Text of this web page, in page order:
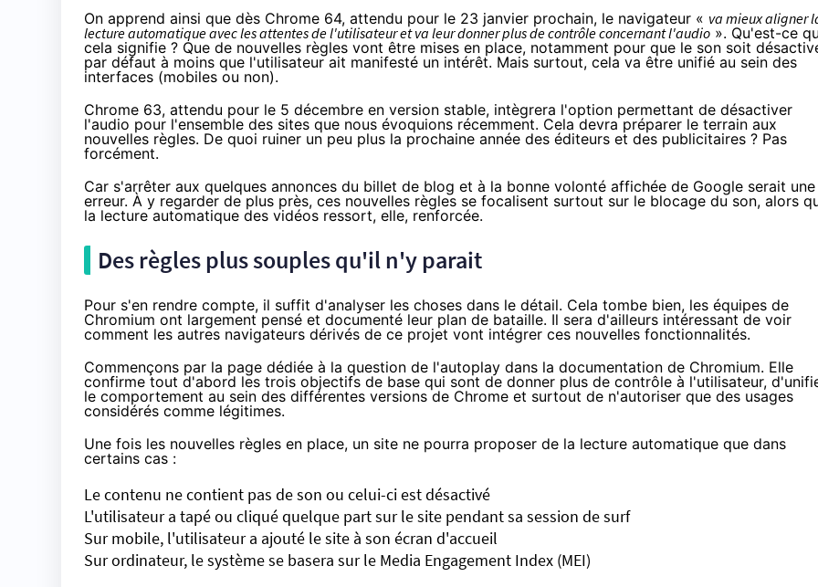
On apprend ainsi que dès Chrome 64, attendu pour le 23 janvier prochain, le navigateur « va mieux aligner
lecture automatique avec les attentes de l'utilisateur et va leur donner plus de contrôle concernant l'audio ». Qu'est-ce
cela signifie ? Que de nouvelles règles vont être mises en place, notamment pour que le son soit
par défaut à moins que l'utilisateur ait manifesté un intérêt. Mais surtout, cela va être unifié au sein des
interfaces (mobiles ou non).
Chrome 63, attendu pour le 5 décembre en version stable, intègrera l'option permettant de désactiver
l'audio pour l'ensemble des sites que nous évoquions récemment. Cela devra préparer le terrain aux
nouvelles règles. De quoi ruiner un peu plus la prochaine année des éditeurs et des publicitaires ? Pas
forcément.
Car s'arrêter aux quelques annonces du billet de blog et à la bonne volonté affichée de Google serait une
erreur. À y regarder de plus près, ces nouvelles règles se focalisent surtout sur le blocage du son, alors
la lecture automatique des vidéos ressort, elle, renforcée.
Des règles plus souples qu'il n'y parait
Pour s'en rendre compte, il suffit d'analyser les choses dans le détail. Cela tombe bien, les équipes de
Chromium ont largement pensé et documenté leur plan de bataille. Il sera d'ailleurs intéressant de voir
comment les autres navigateurs dérivés de ce projet vont intégrer ces nouvelles fonctionnalités.
Commençons par la page dédiée à la question de l'autoplay dans la documentation de Chromium. Elle
confirme tout d'abord les trois objectifs de base qui sont de donner plus de contrôle à l'utilisateur,
le comportement au sein des différentes versions de Chrome et surtout de n'autoriser que des usages
considérés comme légitimes.
Une fois les nouvelles règles en place, un site ne pourra proposer de la lecture automatique que dans
certains cas :
Le contenu ne contient pas de son ou celui-ci est désactivé
L'utilisateur a tapé ou cliqué quelque part sur le site pendant sa session de surf
Sur mobile, l'utilisateur a ajouté le site à son écran d'accueil
Sur ordinateur, le système se basera sur le Media Engagement Index (MEI)